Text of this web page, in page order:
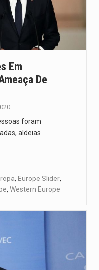
Em
De
foram
aldeias
, Europe Slider,
, Western Europe